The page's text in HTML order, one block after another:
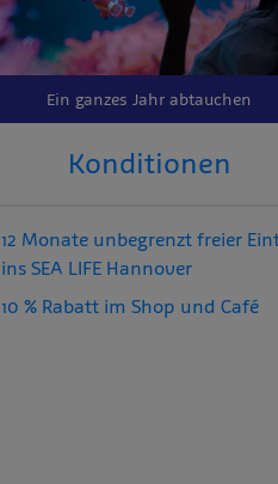
Ein ganzes Jahr abtauchen
Konditionen
12 Monate unbegrenzt freier
ins SEA LIFE Hannover
10 % Rabatt im Shop und Café